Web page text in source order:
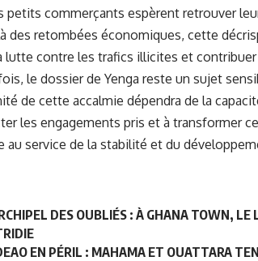
petits commerçants espèrent retrouver
des retombées économiques, cette
lutte contre les trafics illicites et
le dossier de Yenga reste un sujet
de cette accalmie dépendra de la
les engagements pris et à transformer
au service de la stabilité et du
DES OUBLIÉS : À GHANA TOWN,
EN PÉRIL : MAHAMA ET OUATTARA